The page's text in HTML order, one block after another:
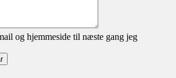
og hjemmeside til næste gang jeg